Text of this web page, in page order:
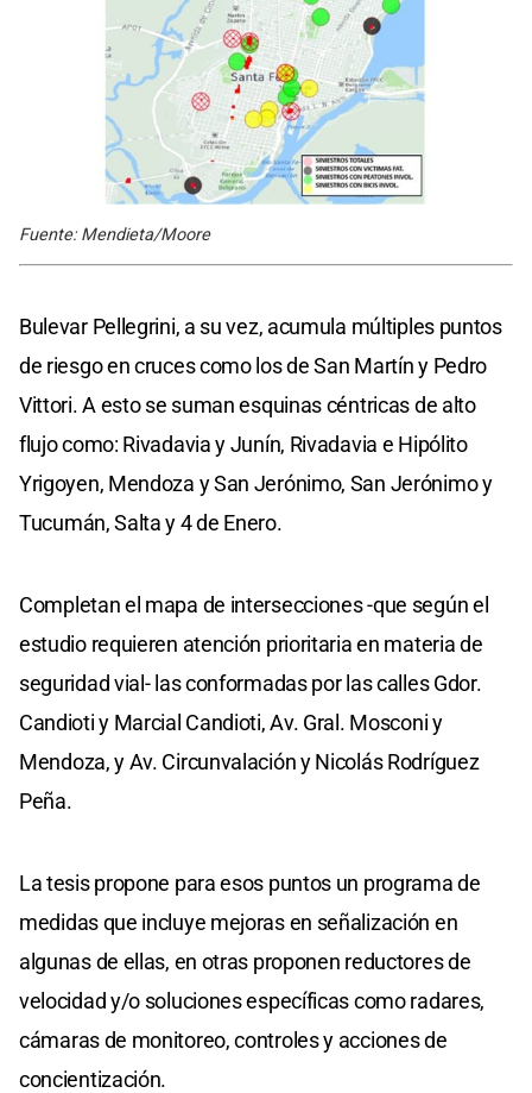
Fuente: Mendieta/Moore
Bulevar Pellegrini, a su vez, acumula múltiples puntos
de riesgo en cruces como los de San Martín y Pedro
Vittori. A esto se suman esquinas céntricas de alto
flujo como: Rivadavia y Junín, Rivadavia e Hipólito
Yrigoyen, Mendoza y San Jerónimo, San Jerónimo y
Tucumán, Salta y 4 de Enero.
Completan el mapa de intersecciones -que según el
estudio requieren atención prioritaria en materia de
seguridad vial- las conformadas por las calles Gdor.
Candioti y Marcial Candioti, Av. Gral. Mosconi y
Mendoza, y Av. Circunvalación y Nicolás Rodríguez
Peña.
La tesis propone para esos puntos un programa de
medidas que incluye mejoras en señalización en
algunas de ellas, en otras proponen reductores de
velocidad y/o soluciones específicas como radares,
cámaras de monitoreo, controles y acciones de
concientización.